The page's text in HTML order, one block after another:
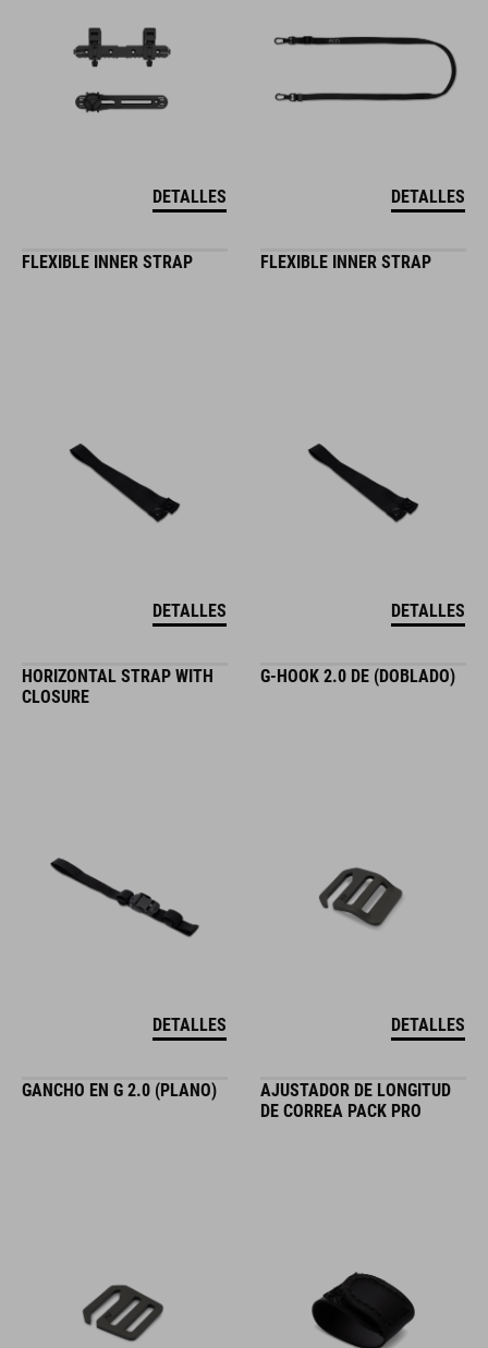
DETALLES DETALLES
FLEXIBLE INNER STRAP
DETALLES
FLEXIBLE INNER STRAP
DETALLES
HORIZONTAL STRAP WITH
CLOSURE
DETALLES
G-HOOK 2.0 DE (DOBLADO)
DETALLES
GANCHO EN G 2.0 (PLANO)
AJUSTADOR DE LONGITUD
DE CORREA PACK PRO